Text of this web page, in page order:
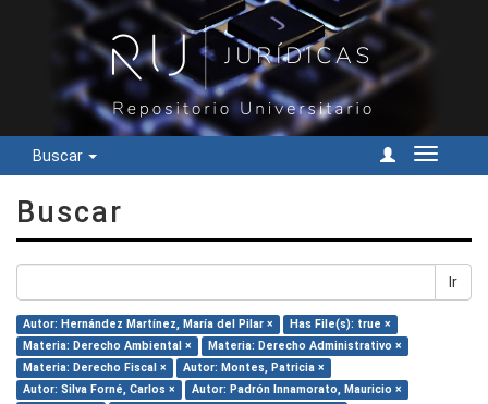
Buscar
Cambiar
Buscar
Ir
Autor: Hernández Martínez, María del Pilar ×
Has File(s): true ×
Materia: Derecho Ambiental ×
Materia: Derecho Administrativo ×
Materia: Derecho Fiscal ×
Autor: Montes, Patricia ×
Autor: Silva Forné, Carlos ×
Autor: Padrón Innamorato, Mauricio ×